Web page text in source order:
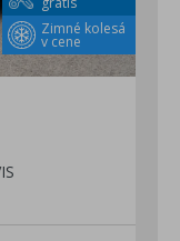
Zimné kolesá
v cene